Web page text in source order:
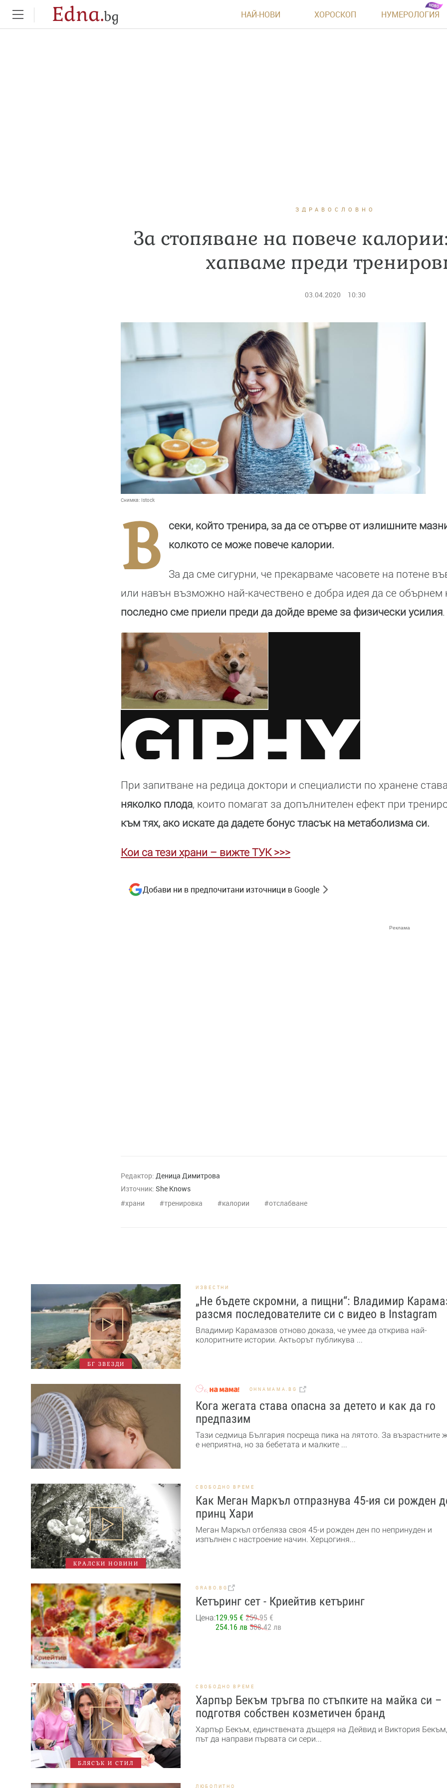
Edna.bg НАЙ-НОВИ ХОРОСКОП НУМЕРОЛОГИЯ
ЗДРАВОСЛОВНО
За стопяване на повече
хапваме преди
03.04.2020 10:30
Снимка: Istock
В
секи, който тренира, за да се отърве от излишните
колкото се може повече калории.
За да сме сигурни, че прекарваме часовете на потене
или навън възможно най-качествено е добра идея да се
последно сме приели преди да дойде време за физически усилия.
При запитване на редица доктори и специалисти по хранене
няколко плода, които помагат за допълнителен ефект при
към тях, ако искате да дадете бонус тласък на метаболизма си.
Кои са тези храни – вижте ТУК >>>
Добави ни в предпочитани източници в Google
Редактор: Деница Димитрова
Източник: She Knows
храни
тренировка калории отслабване
БГ ЗВЕЗДИ
ИЗВЕСТНИ
„Не бъдете скромни, а пищни“: Владимир
разсмя последователите си с видео в Instagram
Владимир Карамазов отново доказа, че умее да открива най-
колоритните истории. Актьорът публикува ...
OHNAMAMA.BG
Кога жегата става опасна за детето и как да го
предпазим
Тази седмица България посреща пика на лятото. За възрастните
е неприятна, но за бебетата и малките ...
КРАЛСКИ НОВИНИ
СВОБОДНО ВРЕМЕ
Как Меган Маркъл отпразнува 45-ия си рожден
принц Хари
Меган Маркъл отбеляза своя 45-и рожден ден по непринуден и
изпълнен с настроение начин. Херцогиня...
GRABO.BG
Кетъринг сет - Криейтив кетъринг
Цена:129.95 € 259.95 €
254.16 лв 508.42 лв
БЛЯСЪК И СТИЛ
СВОБОДНО ВРЕМЕ
Харпър Бекъм тръгва по стъпките на майка си –
подготвя собствен козметичен бранд
Харпър Бекъм, единствената дъщеря на Дейвид и Виктория
път да направи първата си сери...
ЛЮБОПИТНО